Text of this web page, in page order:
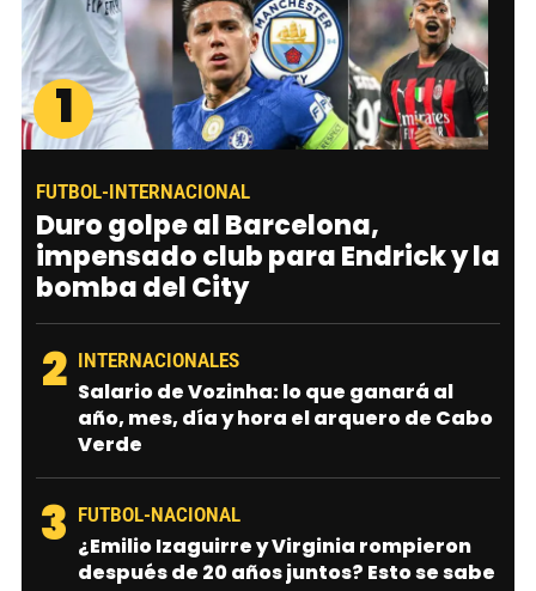
1
FUTBOL-INTERNACIONAL
Duro golpe al Barcelona,
impensado club para Endrick y la
bomba del City
2 INTERNACIONALES
Salario de Vozinha: lo que ganará al
año, mes, día y hora el arquero de Cabo
Verde
3 FUTBOL-NACIONAL
¿Emilio Izaguirre y Virginia rompieron
después de 20 años juntos? Esto se sabe